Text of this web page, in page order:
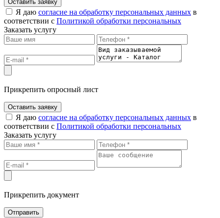
Оставить заявку
Я даю согласие на обработку персональных данных в
соответствии с Политикой обработки персональных
Заказать услугу
Прикрепить опросный лист
Оставить заявку
Я даю согласие на обработку персональных данных в
соответствии с Политикой обработки персональных
Заказать услугу
Прикрепить документ
Отправить